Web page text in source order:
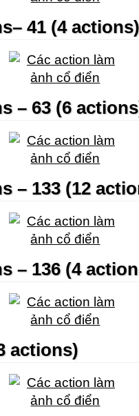
41 (4 actions)
– 63 (6
– 133 (12
– 136 (4
actions)